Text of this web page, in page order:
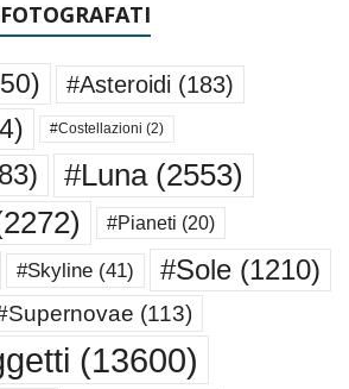
#Asteroidi (183)
#Costellazioni (2)
#Luna(2553)
#Pianeti (20)
#Skyline (41) #Sole (1210)
(113)
(13600)